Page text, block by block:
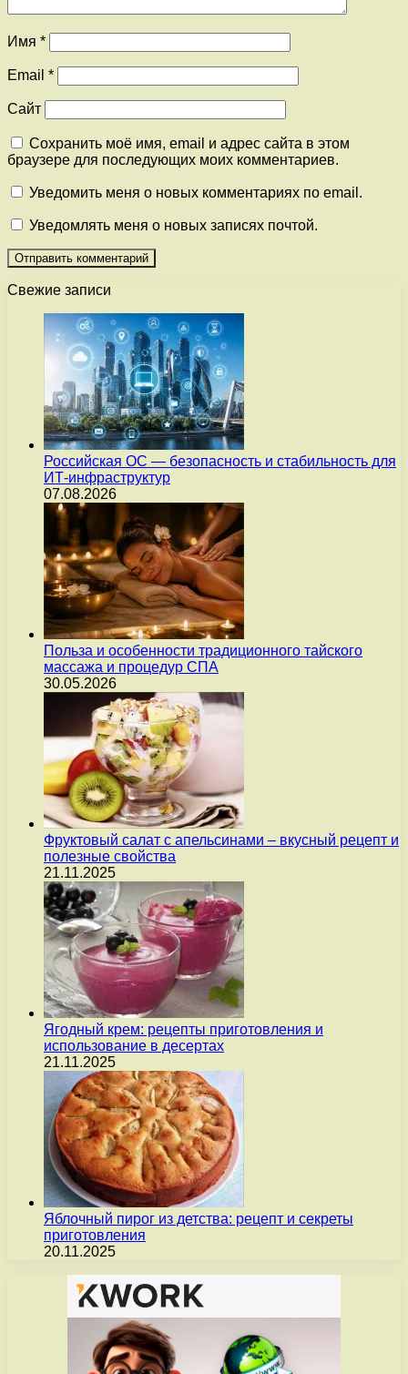
Имя *
Email *
Сайт
Сохранить моё имя, email и адрес сайта в этом
браузере для последующих моих комментариев.
Уведомить меня о новых комментариях по email.
Уведомлять меня о новых записях почтой.
Свежие записи
Российская ОС — безопасность и стабильность для
ИТ-инфраструктур
07.08.2026
Польза и особенности традиционного тайского
массажа и процедур СПА
30.05.2026
Фруктовый салат с апельсинами – вкусный рецепт и
полезные свойства
21.11.2025
Ягодный крем: рецепты приготовления и
использование в десертах
21.11.2025
Яблочный пирог из детства: рецепт и секреты
приготовления
20.11.2025